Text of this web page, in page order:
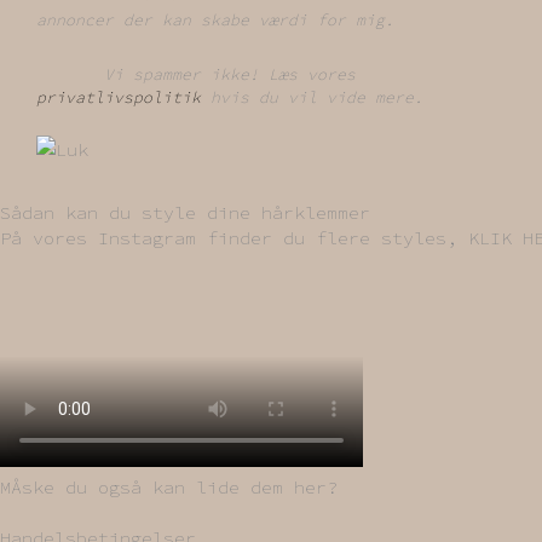
annoncer der kan skabe værdi for mig.
Vi spammer ikke! Læs vores
privatlivspolitik hvis du vil vide mere.
Sådan kan du style dine hårklemmer
På vores Instagram finder du flere styles, KLIK
MÅske du også kan lide dem her?
Handelsbetingelser